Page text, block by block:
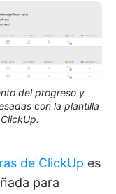
del progreso y
con la plantilla
de ClickUp es
para